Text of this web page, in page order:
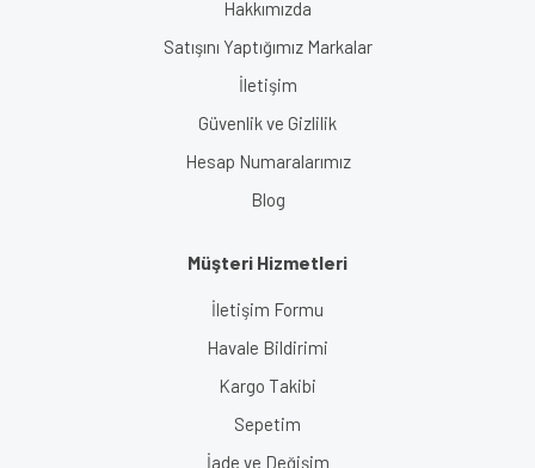
Hakkımızda
Satışını Yaptığımız Markalar
İletişim
Güvenlik ve Gizlilik
Hesap Numaralarımız
Blog
Müşteri Hizmetleri
İletişim Formu
Havale Bildirimi
Kargo Takibi
Sepetim
İade ve Değişim